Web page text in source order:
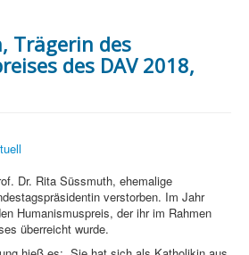
Trägerin des
des DAV 2018,
Dr. Rita Süssmuth, ehemalige
verstorben. Im Jahr
Humanismuspreis, der ihr im Rahmen
überreicht wurde.